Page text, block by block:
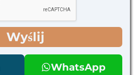
Wyślij
WhatsApp